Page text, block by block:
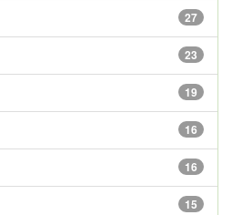
27
23
19
16
16
15